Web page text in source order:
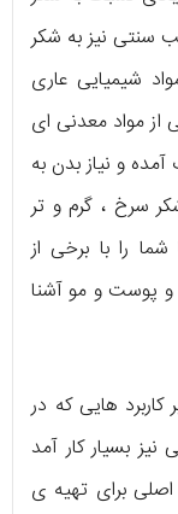
سنتی نیز به شکر
شیمیایی عاری
مواد معدنی ای
و نیاز بدن به
سرخ ، گرم و تر
را با برخی از
و پوست و مو آشنا
کاربرد هایی که در
بسیار کار آمد
اصلی برای تهیه ی